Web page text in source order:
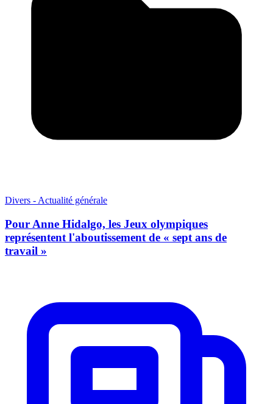
Divers - Actualité générale
Pour Anne Hidalgo, les Jeux olympiques
représentent l'aboutissement de « sept ans de
travail »